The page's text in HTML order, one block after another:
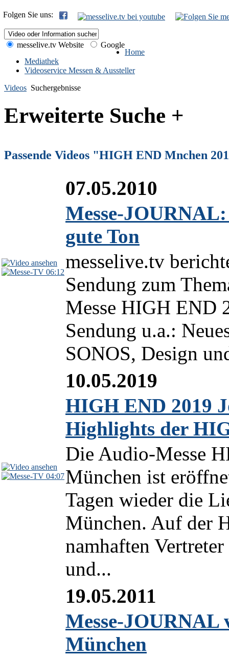
Folgen Sie uns:
messelive.tv Website
Google
Home
Mediathek
Videoservice Messen & Aussteller
Videos Suchergebnisse
Erweiterte Suche +
Passende Videos "HIGH END Mnchen
06:12
07.05.2010
Messe-
gute Ton
messelive.tv
Sendung zum
Messe HIGH END
Sendung u.a.:
SONOS, Design
04:07
10.05.2019
HIGH END 2019
Highlights der
Die Audio-Messe
München ist
Tagen wieder die
München. Auf der
namhaften
und...
19.05.2011
Messe-JOURNAL
München